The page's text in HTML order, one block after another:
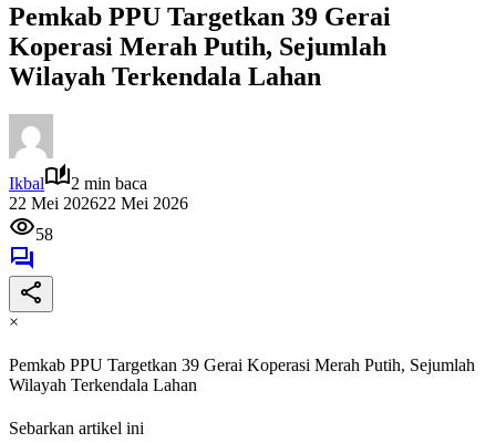
Pemkab PPU Targetkan 39 Gerai
Koperasi Merah Putih, Sejumlah
Wilayah Terkendala Lahan
Ikbal
2 min baca
22 Mei 202622 Mei 2026
58
×
Pemkab PPU Targetkan 39 Gerai Koperasi Merah Putih, Sejumlah
Wilayah Terkendala Lahan
Sebarkan artikel ini